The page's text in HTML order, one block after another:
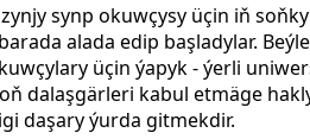
synp okuwçysy üçin iň
alada edip başladylar.
üçin ýapyk - ýerli
dalaşgärleri kabul etmäge
daşary ýurda gitmekdir.